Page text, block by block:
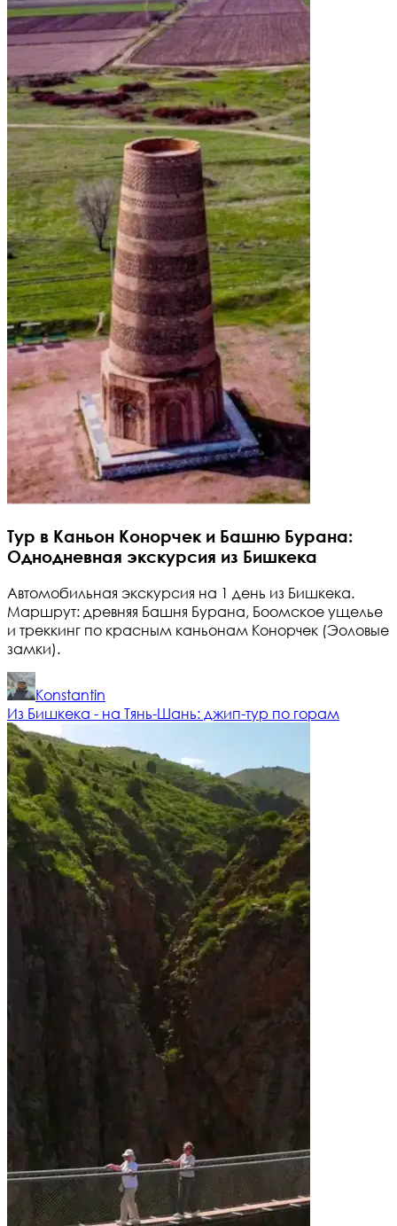
Тур в Каньон Конорчек и Башню Бурана:
Однодневная экскурсия из Бишкека
Автомобильная экскурсия на 1 день из Бишкека.
Маршрут: древняя Башня Бурана, Боомское ущелье
и треккинг по красным каньонам Конорчек (Эоловые
замки).
Konstantin
Из Бишкека - на Тянь-Шань: джип-тур по горам